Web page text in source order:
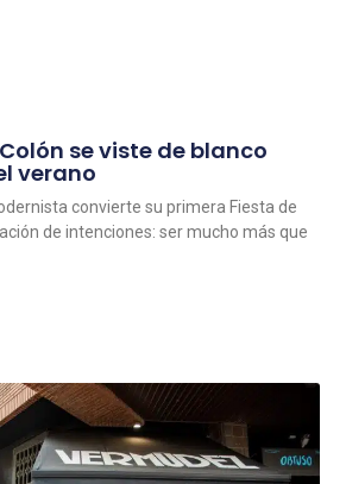
se viste de blanco
verano
convierte su primera Fiesta de
de intenciones: ser mucho más que